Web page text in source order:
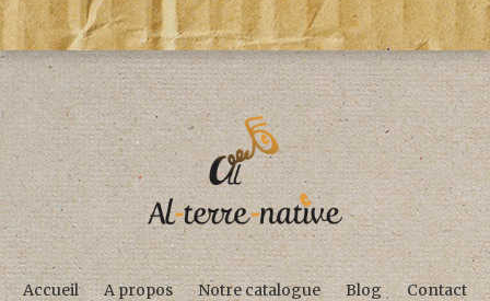
Accueil A propos Notre catalogue Blog Contact